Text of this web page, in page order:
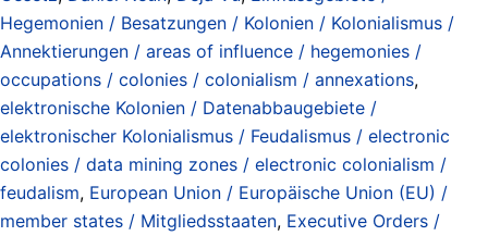
Hegemonien / Besatzungen / Kolonien / Kolonialismus /
Annektierungen / areas of influence / hegemonies /
occupations / colonies / colonialism / annexations,
elektronische Kolonien / Datenabbaugebiete /
elektronischer Kolonialismus / Feudalismus / electronic
colonies / data mining zones / electronic colonialism /
feudalism, European Union / Europäische Union (EU) /
member states / Mitgliedsstaaten, Executive Orders /